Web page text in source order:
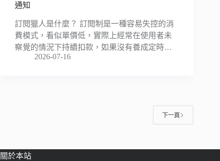
通知
訂閱獵人是什麼？ 訂閱制是一種容易失控的消
費模式，看似單價低，實際上經常在使用者未
察覺的情況下持續扣款，如果沒有養成定時…
2026-07-16
下一頁
關於本站